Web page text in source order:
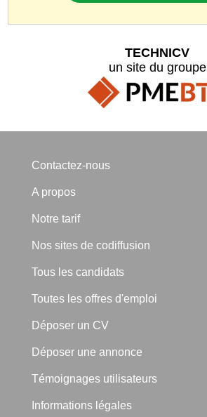
TECHNICV
un site du groupe
Contactez-nous
A propos
Notre tarif
Nos sites de codiffusion
Tous les candidats
Toutes les offres d'emploi
Déposer un CV
Déposer une annonce
Témoignages utilisateurs
Informations légales